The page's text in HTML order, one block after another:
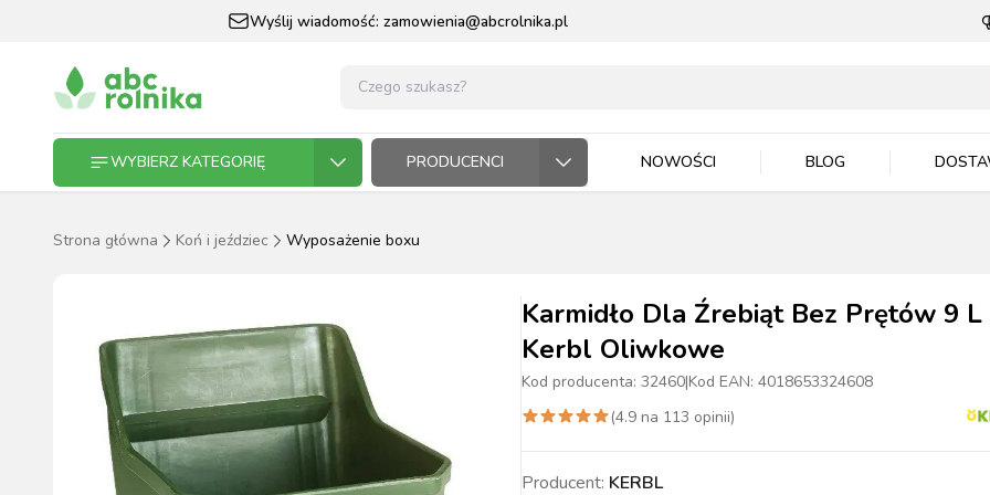
Wyślij wiadomość: zamowienia@abcrolnika.pl
WYBIERZ KATEGORIĘ
RĘKAWICE ROBOCZE
WIADRA,
ZWIERZĘTA DOMOWE
PIES KOT PTAKI
KOŃ I JEŹDZIEC
MASZYNKI DO
OGRODNICTWO
NASIONA NAWOZY ZIEMIA I PODŁOŻA
BYDŁO TRZODA DRÓB
BYDŁO TRZODA DRÓB
PRODUCENCI NOWOŚCI BLOG
Strona główna Koń i jeździec Wyposażenie boxu
Karmidło Dla Źrebiąt Bez Prętów 9 L
Kerbl Oliwkowe
Kod producenta: 32460|Kod EAN: 4018653324608
(4.9 na 113 opinii)
Producent: KERBL